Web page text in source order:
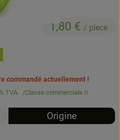
1,80 € / piece
commandé actuellement !
TVA Classe commerciale II
Origine